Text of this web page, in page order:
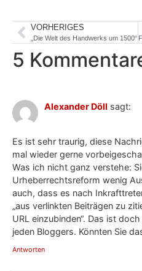
VORHERIGES
„Die Welt des Handwerks um 1500“
5
Alexander Döll sagt:
Es ist sehr traurig, diese
mal wieder gerne
Was ich nicht ganz verstehe:
Urheberrechtsreform wenig
auch, dass es nach
„aus verlinkten Beiträgen zu
URL einzubinden“. Das ist
jeden Bloggers. Könnten Sie
Antworten